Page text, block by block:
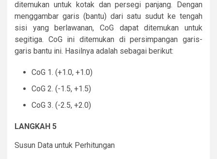
ditemukan untuk kotak dan persegi panjang. Dengan
menggambar garis (bantu) dari satu sudut ke tengah
sisi yang berlawanan, CoG dapat ditemukan untuk
segitiga. CoG ini ditemukan di persimpangan garis-
garis bantu ini. Hasilnya adalah sebagai berikut:
CoG 1. (+1.0, +1.0)
CoG 2. (-1.5, +1.5)
CoG 3. (-2.5, +2.0)
LANGKAH 5
Susun Data untuk Perhitungan